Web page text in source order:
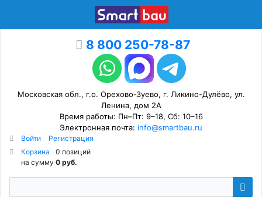
8 800 250-78-87
Московская обл., г.о. Орехово-Зуево, г. Ликино-Дулёво, ул.
Ленина, дом 2А
Время работы: Пн–Пт: 9–18, Сб: 10–16
Электронная почта: info@smartbau.ru
Войти
Регистрация
Корзина
0 позиций
на сумму 0 руб.